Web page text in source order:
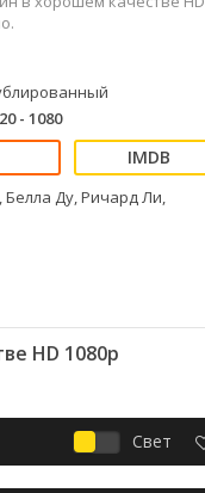
Ужасы
Фантастика
Русские
Зарубежные
- 1080
Ду, Ричард Ли,
HD 1080p
Свет